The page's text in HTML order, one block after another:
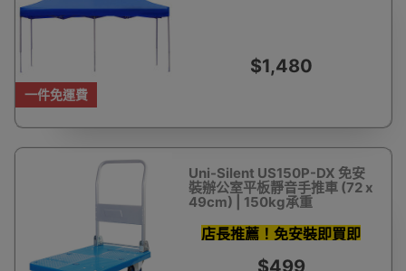
一件免運費
$1,480
Uni-Silent US150P-DX 免安
裝辦公室平板靜音手推車 (72 x
49cm) | 150kg承重
店長推薦！免安裝即買即
$499